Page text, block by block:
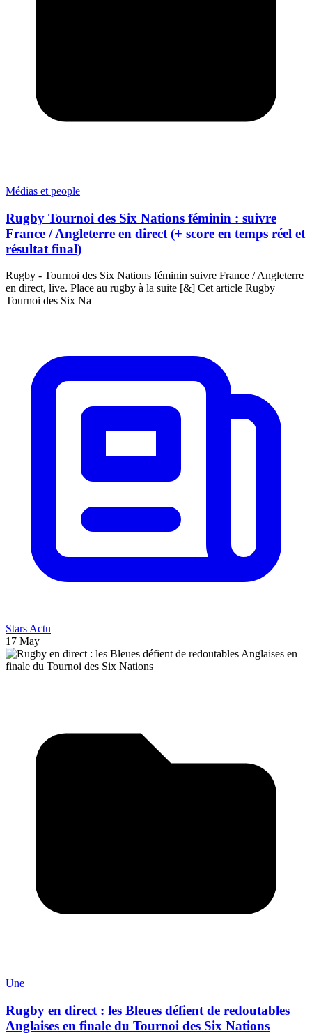
Médias et people
Rugby Tournoi des Six Nations féminin : suivre
France / Angleterre en direct (+ score en temps réel et
résultat final)
Rugby - Tournoi des Six Nations féminin suivre France / Angleterre
en direct, live. Place au rugby à la suite [&] Cet article Rugby
Tournoi des Six Na
Stars Actu
17 May
Une
Rugby en direct : les Bleues défient de redoutables
Anglaises en finale du Tournoi des Six Nations